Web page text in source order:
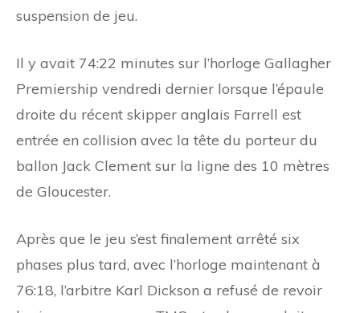
suspension de jeu.
Il y avait 74:22 minutes sur l’horloge Gallagher
Premiership vendredi dernier lorsque l’épaule
droite du récent skipper anglais Farrell est
entrée en collision avec la tête du porteur du
ballon Jack Clement sur la ligne des 10 mètres
de Gloucester.
Après que le jeu s’est finalement arrêté six
phases plus tard, avec l’horloge maintenant à
76:18, l’arbitre Karl Dickson a refusé de revoir